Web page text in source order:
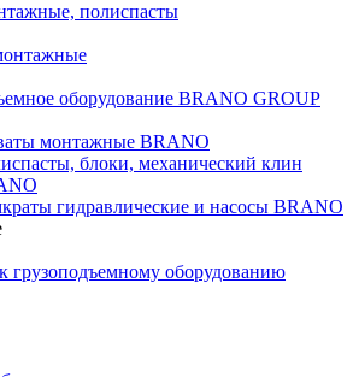
полиспасты
оборудование BRANO GROUP
монтажные BRANO
блоки, механический клин
гидравлические и насосы BRANO
грузоподъемному оборудованию